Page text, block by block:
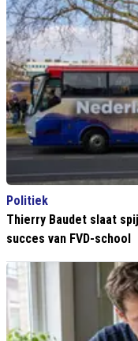
Politiek
Thierry Baudet slaat
succes van FVD-school